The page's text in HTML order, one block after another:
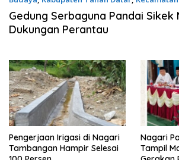
Agustus 2026
Gedung Serbaguna Pandai Sikek
Dukungan Perantau
Pengerjaan Irigasi di Nagari
Tambangan Hampir Selesai
Nagari
Tampil